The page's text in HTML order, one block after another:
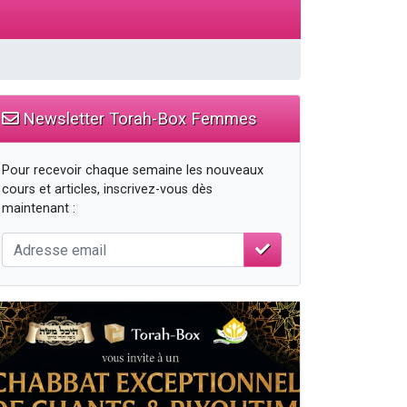
Newsletter Torah-Box Femmes
Pour recevoir chaque semaine les nouveaux
cours et articles, inscrivez-vous dès
maintenant :